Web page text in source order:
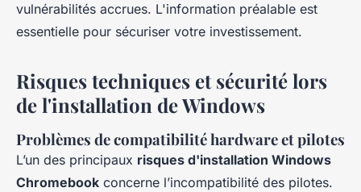
vulnérabilités accrues. L'information préalable est
essentielle pour sécuriser votre investissement.
Risques techniques et sécurité lors
de l'installation de Windows
Problèmes de compatibilité hardware et pilotes
L’un des principaux risques d'installation Windows
Chromebook concerne l’incompatibilité des pilotes.